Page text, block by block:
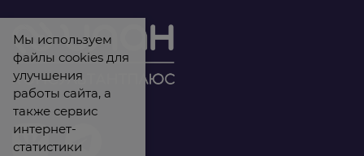
Мы используем
файлы cookies для
улучшения
работы сайта, а
также сервис
интернет-
статистики